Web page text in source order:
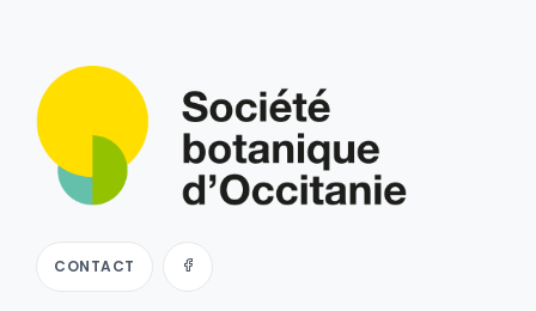
CONTACT